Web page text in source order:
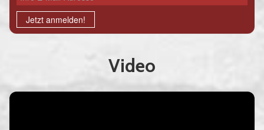
Jetzt anmelden!
Video